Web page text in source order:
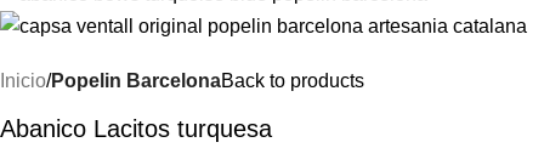
Inicio Popelin BarcelonaBack to products
Abanico Lacitos turquesa